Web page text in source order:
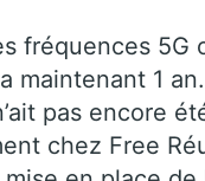
fréquences 5G
maintenant 1
pas encore
chez Free